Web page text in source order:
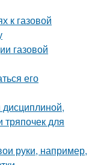
к газовой
газовой
его
для
руки, например,